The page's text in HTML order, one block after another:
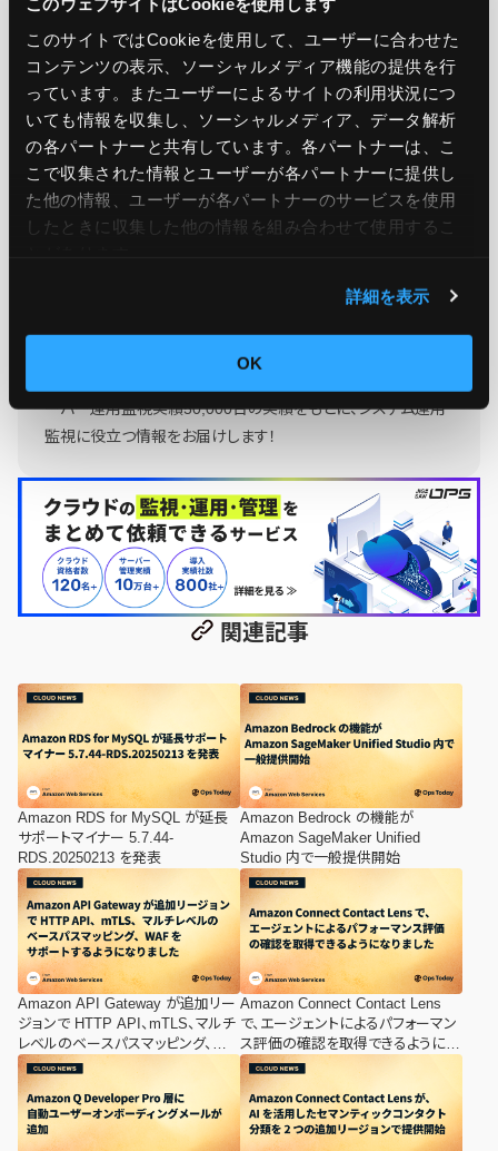
このサイトではCookieを使用して、ユーザーに合わせた
コンテンツの表示、ソーシャルメディア機能の提供を行
っています。またユーザーによるサイトの利用状況につ
いても情報を収集し、ソーシャルメディア、データ解析
の各パートナーと共有しています。各パートナーは、こ
こで収集された情報とユーザーが各パートナーに提供し
た他の情報、ユーザーが各パートナーのサービスを使用
したときに収集した他の情報を組み合わせて使用​​するこ
詳細を表示
OK
この記事をシェア
もっと読む
24時間365日のシステム運用監視サービス「JIG-SAW OPS」
ーバー運用監視実績50,000台の実績をもとに、システム運用
監視に役立つ情報をお届けします！
関連記事
Amazon RDS for MySQL が延長
サポートマイナー 5.7.44-
RDS.20250213 を発表
Amazon Bedrock の機能が
Amazon SageMaker Unified
Studio 内で一般提供開始
Amazon API Gateway が追加リー
ジョンで HTTP API、mTLS、マルチ
レベルのベースパスマッピング、
WAF をサポートするようになりまし
た
Amazon Connect Contact Lens
で、エージェントによるパフォーマン
ス評価の確認を取得できるようにな
りました